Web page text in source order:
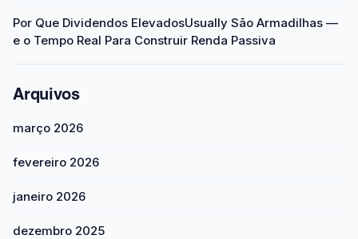
Por Que Dividendos ElevadosUsually São Armadilhas —
e o Tempo Real Para Construir Renda Passiva
Arquivos
março 2026
fevereiro 2026
janeiro 2026
dezembro 2025